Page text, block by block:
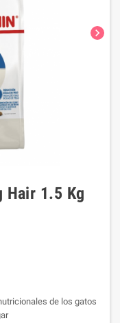
chevron_right
Hair 1.5 Kg
de los gatos